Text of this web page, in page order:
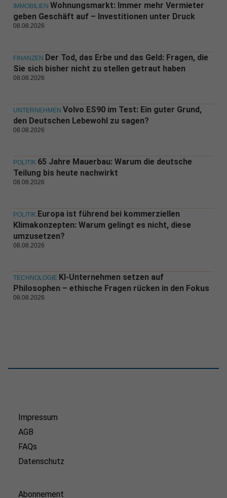
IMMOBILIEN Wohnungsmarkt: Immer mehr Vermieter
geben Geschäft auf – Investitionen unter Druck
08.08.2026
FINANZEN Der Tod, das Erbe und das Geld: Fragen, die
Sie sich bisher nicht zu stellen getraut haben
08.08.2026
UNTERNEHMEN Volvo ES90 im Test: Ein guter Grund,
den Deutschen Lebewohl zu sagen?
08.08.2026
POLITIK 65 Jahre Mauerbau: Warum die deutsche
Teilung bis heute nachwirkt
08.08.2026
POLITIK Europa ist führend bei kommerziellen
Klimakonzepten: Warum gelingt es nicht, diese
umzusetzen?
08.08.2026
TECHNOLOGIE KI-Unternehmen setzen auf
Philosophen – ethische Fragen rücken in den Fokus
08.08.2026
Impressum
AGB
FAQs
Datenschutz
Abonnement